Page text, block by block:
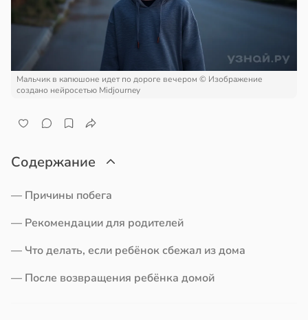
19:52
в19:49
Мальчик в капюшоне идет по дороге вечером © Изображение
создано нейросетью Midjourney
Содержание
— Причины побега
— Рекомендации для родителей
— Что делать, если ребёнок сбежал из дома
— После возвращения ребёнка домой
21:42